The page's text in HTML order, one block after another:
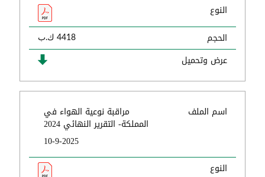
النوع
الحجم
4418 ك.ب
عرض وتحميل
اسم الملف مراقبة نوعية الهواء في
المملكة- التقرير النهائي 2024
10-9-2025
النوع